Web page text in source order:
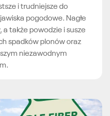
i trudniejsze do
pogodowe. Nagłe
a także powodzie i susze
spadków plonów oraz
niezawodnym